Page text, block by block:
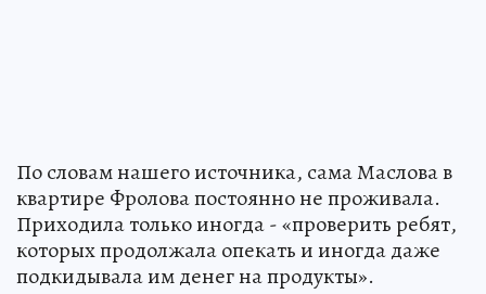
По словам нашего источника, сама Маслова в
квартире Фролова постоянно не проживала.
Приходила только иногда - «проверить ребят,
которых продолжала опекать и иногда даже
подкидывала им денег на продукты».